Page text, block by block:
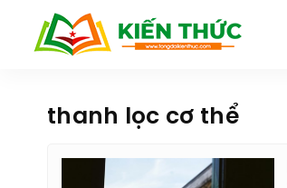
thanh lọc cơ thể